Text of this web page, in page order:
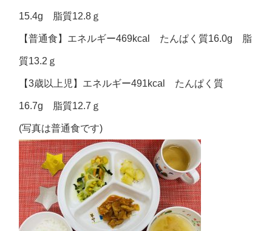
15.4g 脂質12.8ｇ
【普通食】エネルギー469kcal たんぱく質16.0g 脂
質13.2ｇ
【3歳以上児】エネルギー491kcal たんぱく質
16.7g 脂質12.7ｇ
(写真は普通食です)